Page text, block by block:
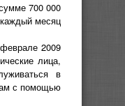
700 000
месяц
2009
лица,
в
с помощью